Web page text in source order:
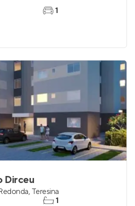
1
Dirceu
, Teresina
1